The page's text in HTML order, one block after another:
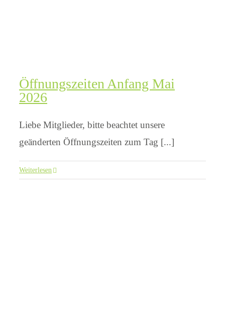
Öffnungszeiten Anfang Mai
2026
Liebe Mitglieder, bitte beachtet unsere
geänderten Öffnungszeiten zum Tag [...]
Weiterlesen